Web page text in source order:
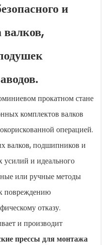
и
прокатном стане
комплектов валков
операцией.
валков, подшипников и
усилий и идеального
или ручные методы
повреждению
отказу.
и производит
прессы для монтажа